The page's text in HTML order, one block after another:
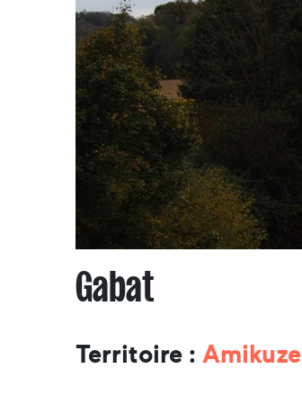
Gabat
Territoire : Amikuze